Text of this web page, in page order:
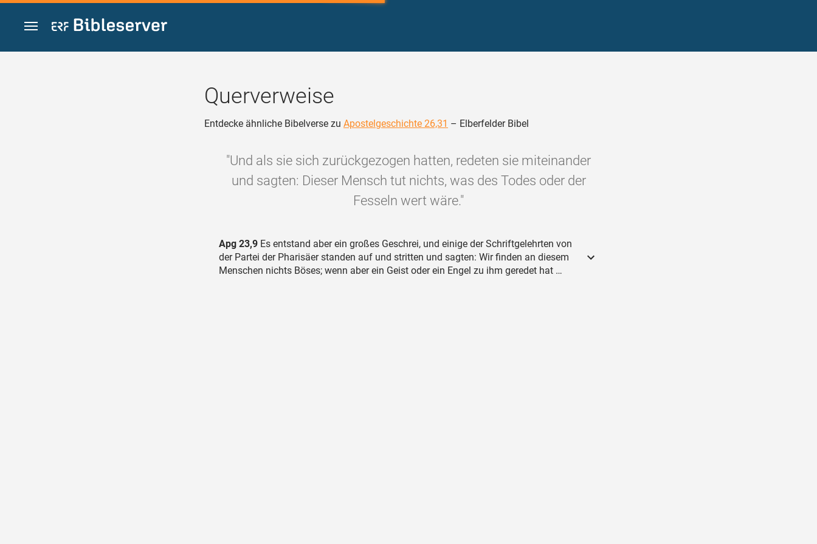
Zum Inhalt springen
Querverweise
Entdecke ähnliche Bibelverse zu Apostelgeschichte 26,31 – Elberfelder Bibel
"Und als sie sich zurückgezogen hatten, redeten sie miteinander
und sagten: Dieser Mensch tut nichts, was des Todes oder der
Fesseln wert wäre."
Apg 23,9 Es entstand aber ein großes Geschrei, und einige der Schriftgelehrten von
der Partei der Pharisäer standen auf und stritten und sagten: Wir finden an diesem
Menschen nichts Böses; wenn aber ein Geist oder ein Engel zu ihm geredet hat …